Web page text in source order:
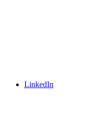
LinkedIn